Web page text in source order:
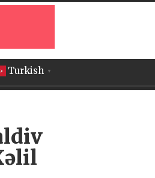
Turkish ▼